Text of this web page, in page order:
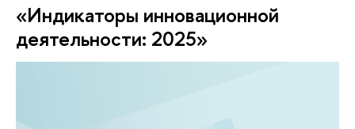
«Индикаторы инновационной
деятельности: 2025»